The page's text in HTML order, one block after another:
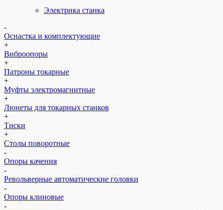
Электрика станка
-
Оснастка и комплектующие
+
Виброопоры
+
Патроны токарные
+
Муфты электромагнитные
+
Люнеты для токарных станков
+
Тиски
+
Столы поворотные
-
Опоры качения
-
Револьверные автоматические головки
-
Опоры клиновые
-